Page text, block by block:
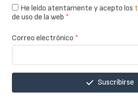
He leído atentamente y acepto los
de uso de la web *
Correo electrónico *
Suscribirse